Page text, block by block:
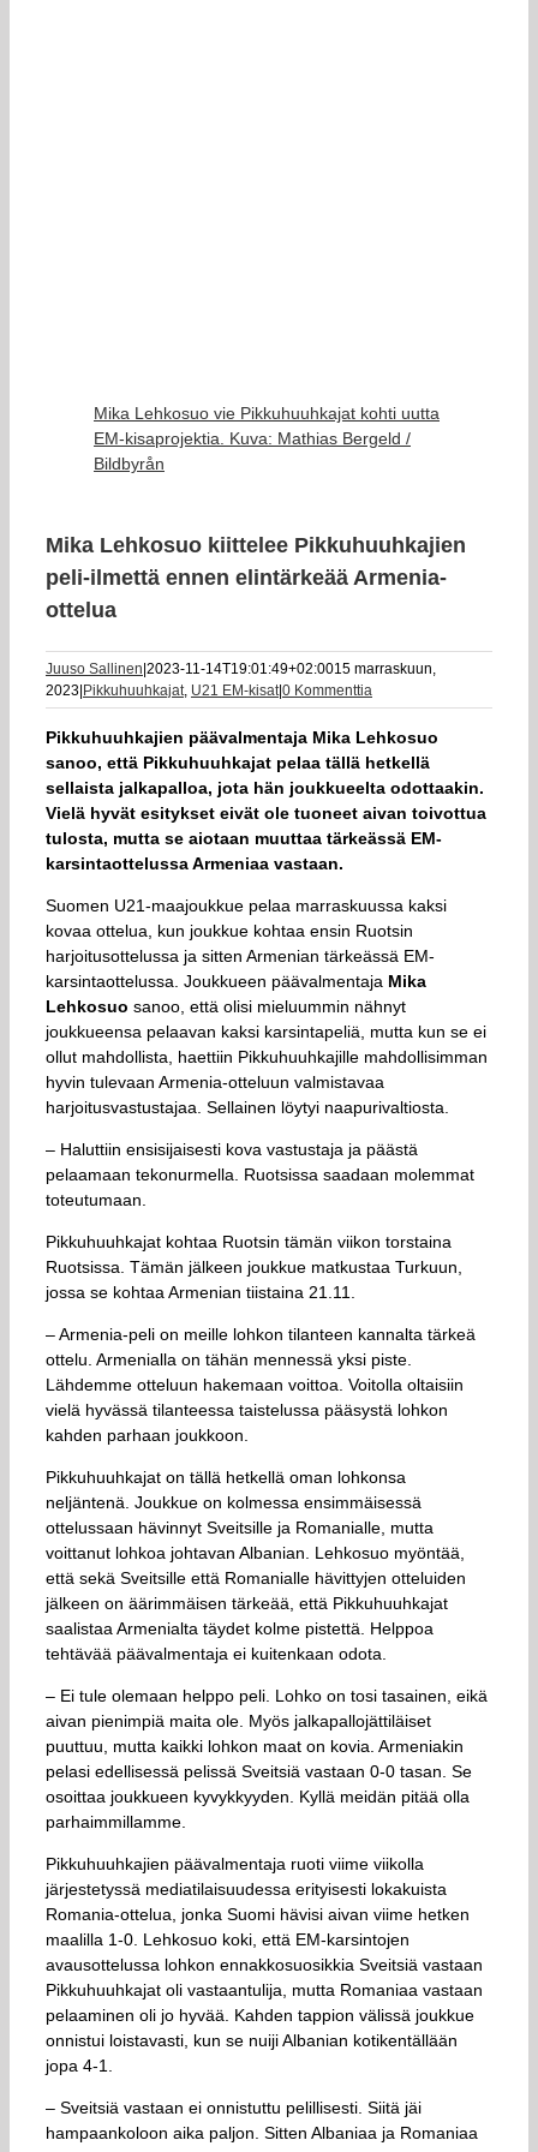
Mika Lehkosuo vie Pikkuhuuhkajat kohti uutta
EM-kisaprojektia. Kuva: Mathias Bergeld /
Bildbyrån
Mika Lehkosuo kiittelee Pikkuhuuhkajien
peli-ilmettä ennen elintärkeää Armenia-
ottelua
Juuso Sallinen 2023-11-14T19:01:49+02:0015 marraskuun,
2023 Pikkuhuuhkajat, U21 EM-kisat|0 Kommenttia
Pikkuhuuhkajien päävalmentaja Mika Lehkosuo
sanoo, että Pikkuhuuhkajat pelaa tällä hetkellä
sellaista jalkapalloa, jota hän joukkueelta odottaakin.
Vielä hyvät esitykset eivät ole tuoneet aivan toivottua
tulosta, mutta se aiotaan muuttaa tärkeässä EM-
karsintaottelussa Armeniaa vastaan.
Suomen U21-maajoukkue pelaa marraskuussa kaksi
kovaa ottelua, kun joukkue kohtaa ensin Ruotsin
harjoitusottelussa ja sitten Armenian tärkeässä EM-
karsintaottelussa. Joukkueen päävalmentaja Mika
Lehkosuo sanoo, että olisi mieluummin nähnyt
joukkueensa pelaavan kaksi karsintapeliä, mutta kun se ei
ollut mahdollista, haettiin Pikkuhuuhkajille mahdollisimman
hyvin tulevaan Armenia-otteluun valmistavaa
harjoitusvastustajaa. Sellainen löytyi naapurivaltiosta.
– Haluttiin ensisijaisesti kova vastustaja ja päästä
pelaamaan tekonurmella. Ruotsissa saadaan molemmat
toteutumaan.
Pikkuhuuhkajat kohtaa Ruotsin tämän viikon torstaina
Ruotsissa. Tämän jälkeen joukkue matkustaa Turkuun,
jossa se kohtaa Armenian tiistaina 21.11.
– Armenia-peli on meille lohkon tilanteen kannalta tärkeä
ottelu. Armenialla on tähän mennessä yksi piste.
Lähdemme otteluun hakemaan voittoa. Voitolla oltaisiin
vielä hyvässä tilanteessa taistelussa pääsystä lohkon
kahden parhaan joukkoon.
Pikkuhuuhkajat on tällä hetkellä oman lohkonsa
neljäntenä. Joukkue on kolmessa ensimmäisessä
ottelussaan hävinnyt Sveitsille ja Romanialle, mutta
voittanut lohkoa johtavan Albanian. Lehkosuo myöntää,
että sekä Sveitsille että Romanialle hävittyjen otteluiden
jälkeen on äärimmäisen tärkeää, että Pikkuhuuhkajat
saalistaa Armenialta täydet kolme pistettä. Helppoa
tehtävää päävalmentaja ei kuitenkaan odota.
– Ei tule olemaan helppo peli. Lohko on tosi tasainen, eikä
aivan pienimpiä maita ole. Myös jalkapallojättiläiset
puuttuu, mutta kaikki lohkon maat on kovia. Armeniakin
pelasi edellisessä pelissä Sveitsiä vastaan 0-0 tasan. Se
osoittaa joukkueen kyvykkyyden. Kyllä meidän pitää olla
parhaimmillamme.
Pikkuhuuhkajien päävalmentaja ruoti viime viikolla
järjestetyssä mediatilaisuudessa erityisesti lokakuista
Romania-ottelua, jonka Suomi hävisi aivan viime hetken
maalilla 1-0. Lehkosuo koki, että EM-karsintojen
avausottelussa lohkon ennakkosuosikkia Sveitsiä vastaan
Pikkuhuuhkajat oli vastaantulija, mutta Romaniaa vastaan
pelaaminen oli jo hyvää. Kahden tappion välissä joukkue
onnistui loistavasti, kun se nuiji Albanian kotikentällään
jopa 4-1.
– Sveitsiä vastaan ei onnistuttu pelillisesti. Siitä jäi
hampaankoloon aika paljon. Sitten Albaniaa ja Romaniaa